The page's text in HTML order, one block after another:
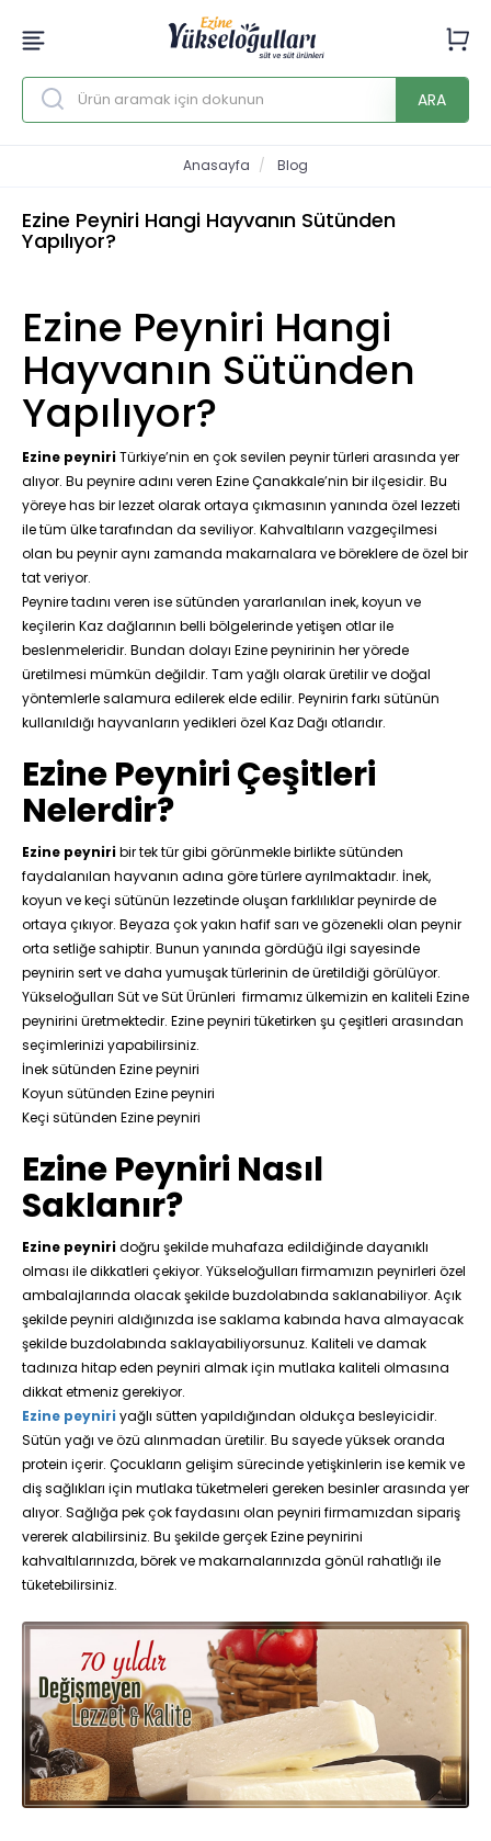
ARA
Anasayfa Blog
Ezine Peyniri Hangi Hayvanın Sütünden
Yapılıyor?
Ezine Peyniri Hangi
Hayvanın Sütünden
Yapılıyor?
Ezine peyniriTürkiye’nin en çok sevilen peynir türleri arasında yer
alıyor. Bu peynire adını veren Ezine Çanakkale’nin bir ilçesidir. Bu
yöreye has bir lezzet olarak ortaya çıkmasının yanında özel lezzeti
ile tüm ülke tarafından da seviliyor. Kahvaltıların vazgeçilmesi
olan bu peynir aynı zamanda makarnalara ve böreklere de özel bir
tat veriyor.
Peynire tadını veren ise sütünden yararlanılan inek, koyun ve
keçilerin Kaz dağlarının belli bölgelerinde yetişen otlar ile
beslenmeleridir. Bundan dolayı Ezine peynirinin her yörede
üretilmesi mümkün değildir. Tam yağlı olarak üretilir ve doğal
yöntemlerle salamura edilerek elde edilir. Peynirin farkı sütünün
kullanıldığı hayvanların yedikleri özel Kaz Dağı otlarıdır.
Ezine Peyniri Çeşitleri
Nelerdir?
Ezine peyniribir tek tür gibi görünmekle birlikte sütünden
faydalanılan hayvanın adına göre türlere ayrılmaktadır. İnek,
koyun ve keçi sütünün lezzetinde oluşan farklılıklar peynirde de
ortaya çıkıyor. Beyaza çok yakın hafif sarı ve gözenekli olan peynir
orta setliğe sahiptir. Bunun yanında gördüğü ilgi sayesinde
peynirin sert ve daha yumuşak türlerinin de üretildiği görülüyor.
Yükseloğulları Süt ve Süt Ürünleri firmamız ülkemizin en kaliteli Ezine
peynirini üretmektedir. Ezine peyniri tüketirken şu çeşitleri arasından
seçimlerinizi yapabilirsiniz.
İnek sütünden Ezine peyniri
Koyun sütünden Ezine peyniri
Keçi sütünden Ezine peyniri
Ezine Peyniri Nasıl
Saklanır?
Ezine peyniridoğru şekilde muhafaza edildiğinde dayanıklı
olması ile dikkatleri çekiyor. Yükseloğulları firmamızın peynirleri özel
ambalajlarında olacak şekilde buzdolabında saklanabiliyor. Açık
şekilde peyniri aldığınızda ise saklama kabında hava almayacak
şekilde buzdolabında saklayabiliyorsunuz. Kaliteli ve damak
tadınıza hitap eden peyniri almak için mutlaka kaliteli olmasına
dikkat etmeniz gerekiyor.
Ezine peyniri yağlı sütten yapıldığından oldukça besleyicidir.
Sütün yağı ve özü alınmadan üretilir. Bu sayede yüksek oranda
protein içerir. Çocukların gelişim sürecinde yetişkinlerin ise kemik ve
diş sağlıkları için mutlaka tüketmeleri gereken besinler arasında yer
alıyor. Sağlığa pek çok faydasını olan peyniri firmamızdan sipariş
vererek alabilirsiniz. Bu şekilde gerçek Ezine peynirini
kahvaltılarınızda, börek ve makarnalarınızda gönül rahatlığı ile
tüketebilirsiniz.